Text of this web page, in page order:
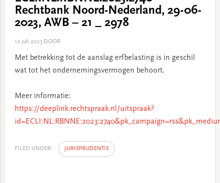
Rechtbank Noord-Nederland, 29-06-
2023, AWB – 21 _ 2978
12 juli 2023DOOR
Met betrekking tot de aanslag erfbelasting is in geschil
wat tot het ondernemingsvermogen behoort.
Meer informatie:
https://deeplink.rechtspraak.nl/uitspraak?
FILED UNDER: JURISPRUDENTIE